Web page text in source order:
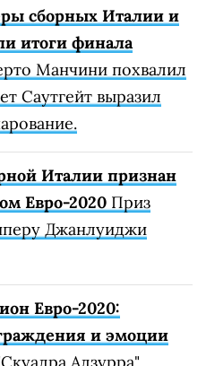
сборных Италии и
итоги финала
Манчини похвалил
Саутгейт выразил
Италии признан
Евро-2020 Приз
Джанлуиджи
Евро-2020:
и эмоции